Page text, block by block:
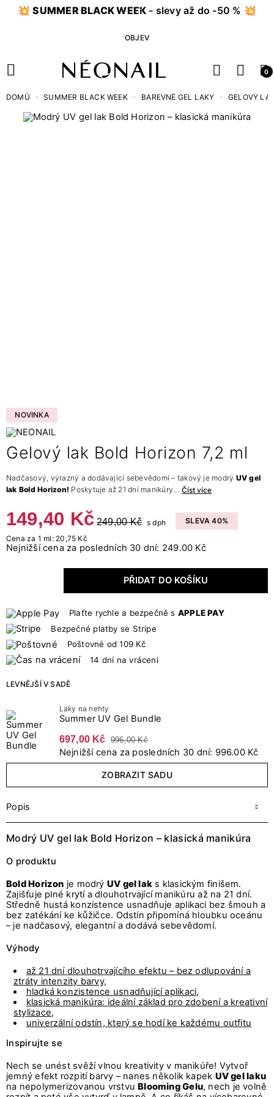
💥SUMMER BLACK WEEK - slevy až do -50 % 💥
OBJEV
0
DOMŮ SUMMER BLACK WEEK BAREVNÉ GEL LAKY GELOVÝ
NOVINKA
Gelový lak Bold Horizon 7,2 ml
Nadčasový, výrazný a dodávající sebevědomí – takový je modrý UV gel
lak Bold Horizon! Poskytuje až 21 dní manikúry... Číst více
149,40 Kč 249,00 Kč s dph
SLEVA 40%
Cena za 1 ml: 20,75 Kč
Nejnižší cena za posledních 30 dní: 249.00 Kč
PŘIDAT DO KOŠÍKU
Plaťte rychle a bezpečně s APPLE PAY
Bezpečné platby se Stripe
Poštovné od 109 Kč
14 dní na vráceni
LEVNĚJŠÍ V SADĚ
Laky na nehty
Summer UV Gel Bundle
697,00 Kč 996,00 Kč
Nejnižší cena za posledních 30 dní: 996.00 Kč
ZOBRAZIT SADU
Popis
Modrý UV gel lak Bold Horizon – klasická manikúra
O produktu
Bold Horizon je modrý UV gel lak s klasickým finišem.
Zajišťuje plné krytí a dlouhotrvající manikúru až na 21 dní.
Středně hustá konzistence usnadňuje aplikaci bez šmouh a
bez zatékání ke kůžičce. Odstín připomíná hloubku oceánu
– je nadčasový, elegantní a dodává sebevědomí.
Výhody
až 21 dní dlouhotrvajícího efektu – bez odlupování a
ztráty intenzity barvy,
hladká konzistence usnadňující aplikaci,
klasická manikúra: ideální základ pro zdobení a kreativní
stylizace,
univerzální odstín, který se hodí ke každému outfitu
Inspirujte se
Nech se unést svěží vlnou kreativity v manikúře! Vytvoř
jemný efekt rozpití barvy – nanes několik kapek UV gel laku
na nepolymerizovanou vrstvuBlooming Gelu, nech je volně